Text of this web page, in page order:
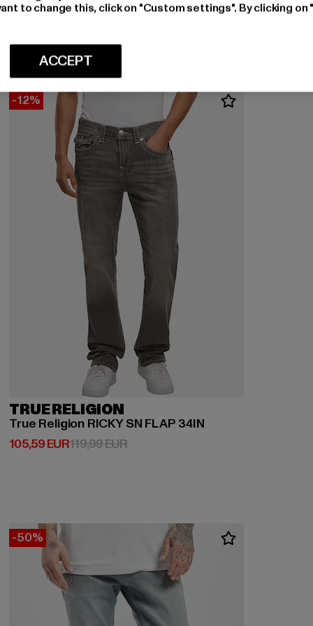
CARLOS DESTROYED
-12%
TRUE RELIGION
True Religion RICKY SN FLAP 34IN
105,59 EUR
Ajankohtainen hinta: 105,59 EUR
119,99 EURKampanjahinta: 119,99 EUR
-50%
to change this, click on "Custom settings". By clicking
ACCEPT